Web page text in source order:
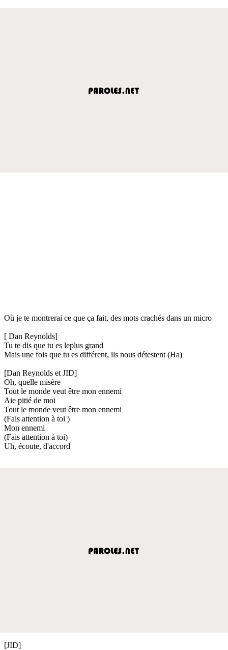
Où je te montrerai ce que ça fait, des mots crachés dans un micro
[ Dan Reynolds]
Tu te dis que tu es leplus grand
Mais une fois que tu es différent, ils nous détestent (Ha)
[Dan Reynolds et JID]
Oh, quelle misère
Tout le monde veut être mon ennemi
Aie pitié de moi
Tout le monde veut être mon ennemi
(Fais attention à toi )
Mon ennemi
(Fais attention à toi)
Uh, écoute, d'accord
[JID]